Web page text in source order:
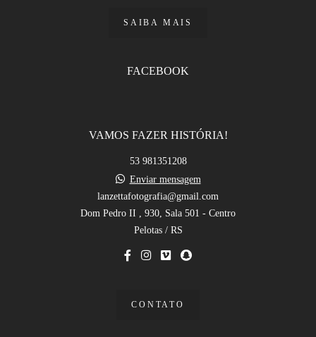
SAIBA MAIS
FACEBOOK
VAMOS FAZER HISTÓRIA!
53 981351208
Enviar mensagem
lanzettafotografia@gmail.com
Dom Pedro II , 930, Sala 501 - Centro
Pelotas / RS
CONTATO